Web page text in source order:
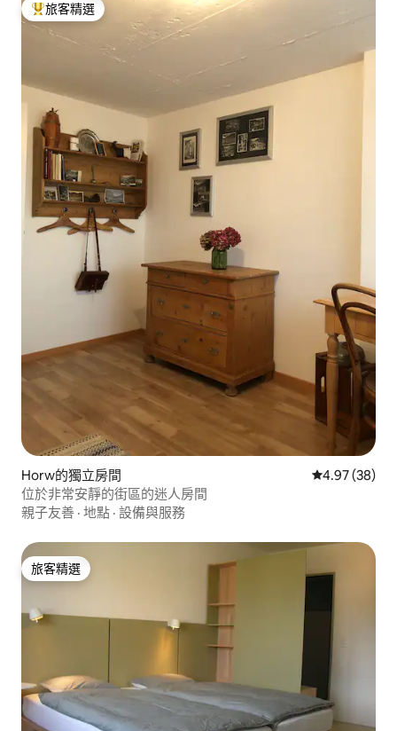
旅客精選榜首
旅客精選
Horw的獨立房間 從 38 則評價
4.97 (38)
位於非常安靜的街區的迷人房間
親子友善 · 地點 · 設備與服務
旅客精選
旅客精選